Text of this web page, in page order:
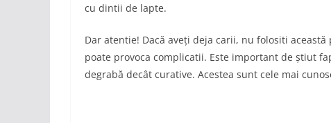
cu dintii de lapte.
Dar atentie! Dacă aveți deja carii, nu folositi
poate provoca complicatii. Este important de știut
degrabă decât curative. Acestea sunt cele mai